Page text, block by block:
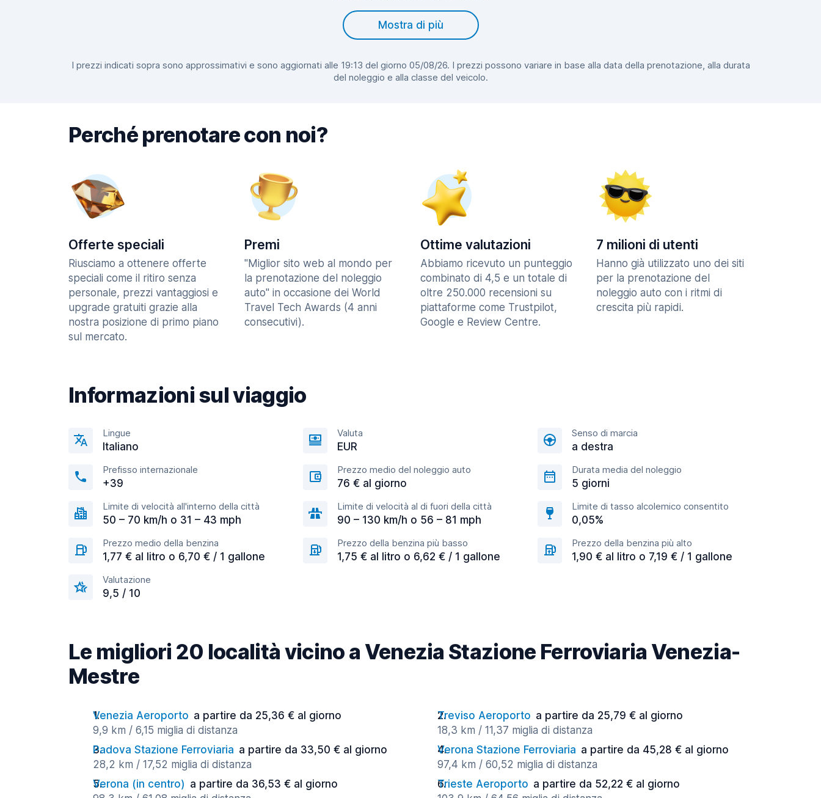
Mostra di più
I prezzi indicati sopra sono approssimativi e sono aggiornati alle 19:13 del giorno 05/08/26. I prezzi possono variare in base alla data della prenotazione, alla durata
del noleggio e alla classe del veicolo.
Perché prenotare con noi?
Offerte speciali
Riusciamo a ottenere offerte
speciali come il ritiro senza
personale, prezzi vantaggiosi e
upgrade gratuiti grazie alla
nostra posizione di primo piano
sul mercato.
Premi
"Miglior sito web al mondo per
la prenotazione del noleggio
auto" in occasione dei World
Travel Tech Awards (4 anni
consecutivi).
Ottime valutazioni
Abbiamo ricevuto un punteggio
combinato di 4,5 e un totale di
oltre 250.000 recensioni su
piattaforme come Trustpilot,
Google e Review Centre.
7 milioni di utenti
Hanno già utilizzato uno dei siti
per la prenotazione del
noleggio auto con i ritmi di
crescita più rapidi.
Informazioni sul viaggio
Lingue
Italiano
Valuta
EUR
Senso di marcia
a destra
Prefisso internazionale
+39
Prezzo medio del noleggio auto
76 € al giorno
Durata media del noleggio
5 giorni
Limite di velocità all'interno della città
50 – 70 km/h o 31 – 43 mph
Limite di velocità al di fuori della città
90 – 130 km/h o 56 – 81 mph
Limite di tasso alcolemico consentito
0,05%
Prezzo medio della benzina
1,77 € al litro o 6,70 € / 1 gallone
Prezzo della benzina più basso
1,75 € al litro o 6,62 € / 1 gallone
Prezzo della benzina più alto
1,90 € al litro o 7,19 € / 1 gallone
Valutazione
9,5 / 10
Le migliori 20 località vicino a Venezia Stazione Ferroviaria Venezia-
Mestre
Venezia Aeroporto a partire da 25,36 € al giorno
9,9 km / 6,15 miglia di distanza
Treviso Aeroporto a partire da 25,79 € al giorno
18,3 km / 11,37 miglia di distanza
Padova Stazione Ferroviaria a partire da 33,50 € al giorno
28,2 km / 17,52 miglia di distanza
Verona Stazione Ferroviaria a partire da 45,28 € al giorno
97,4 km / 60,52 miglia di distanza
Verona (in centro) a partire da 36,53 € al giorno
Trieste Aeroporto a partire da 52,22 € al giorno